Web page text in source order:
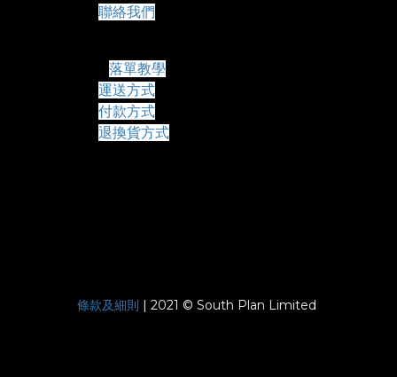
聯絡我們
落單教學
運送方式
付款方式
退換貨方式
條款及細則 | 2021 © South Plan Limited